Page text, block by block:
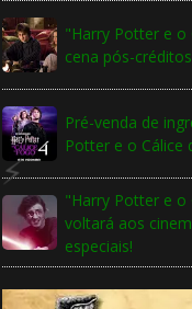
"Harry Potter e o
cena pós-
Pré-venda de
Potter e o Cálice
"Harry Potter e o
voltará aos
especiais!
🎂